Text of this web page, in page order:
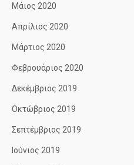
Μάιος 2020
Απρίλιος 2020
Μάρτιος 2020
Φεβρουάριος 2020
Δεκέμβριος 2019
Οκτώβριος 2019
Σεπτέμβριος 2019
Ιούνιος 2019